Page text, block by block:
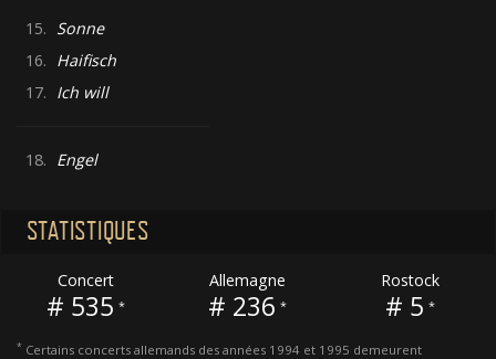
15. Sonne
16. Haifisch
17. Ich will
18. Engel
STATISTIQUES
Concert
# 535 *
Allemagne
# 236 *
Rostock
# 5 *
* Certains concerts allemands des années 1994 et 1995 demeurent